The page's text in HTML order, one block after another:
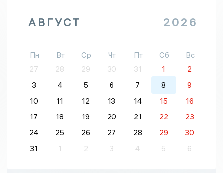
АВГУСТ 2026
Пн Вт Ср Чт Пт Сб
Вс
27
28 29 30 31 1
2
3
4 5 6 7 8
9
10
11 12 13 14 15
16
17
18 19 20 21 22
23
24
25 26 27 28 29
30
31
1 2 3 4 5 6